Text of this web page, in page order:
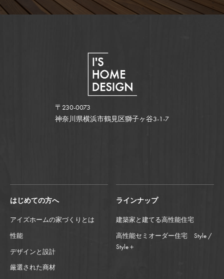
〒230-0073
神奈川県横浜市鶴見区獅子ヶ谷3-1-7
はじめての方へ
アイズホームの家づくりとは
性能
デザインと設計
厳選された商材
ラインナップ
建築家と建てる高性能住宅
高性能セミオーダー住宅 Style /
Style＋